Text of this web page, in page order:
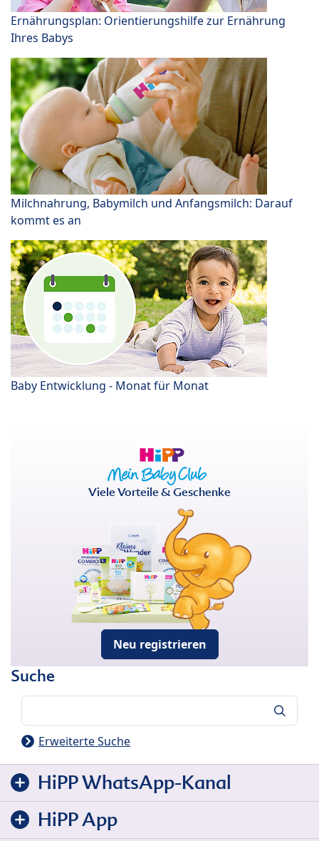
Ernährungsplan: Orientierungshilfe zur Ernährung
Ihres Babys
Milchnahrung, Babymilch und Anfangsmilch: Darauf
kommt es an
Baby Entwicklung - Monat für Monat
Viele Vorteile & Geschenke
Neu registrieren
Suche
Erweiterte Suche
HiPP WhatsApp-Kanal
HiPP App